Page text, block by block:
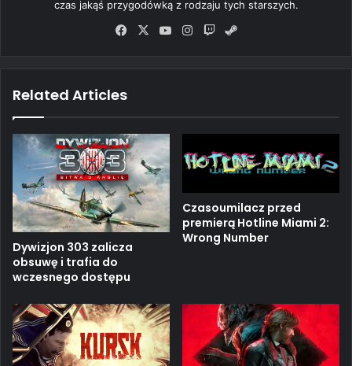
czas jakąś przygodówką z rodzaju tych starszych.
Fa
X
Yo
Ins
Tw
Related Articles
Dywizjon 303 zalicza
obsuwę i trafia do
wczesnego dostępu
Czasoumilacz przed
premierą Hotline Miami 2:
Wrong Number